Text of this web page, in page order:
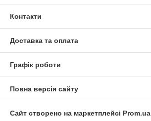
Контакти
Доставка та оплата
Графік роботи
Повна версія сайту
Сайт створено на маркетплейсі Prom.ua